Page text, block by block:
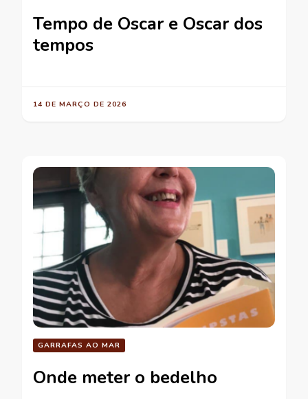
Tempo de Oscar e Oscar dos
tempos
14 DE MARÇO DE 2026
GARRAFAS AO MAR
Onde meter o bedelho